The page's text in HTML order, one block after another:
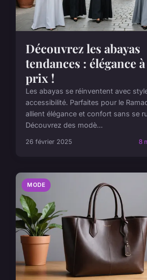
Découvrez les abayas
tendances : élégance
prix !
Les abayas se réinventent avec
accessibilité. Parfaites pour le
allient élégance et confort sans se
Découvrez des modè...
26 février 2025 8
MODE